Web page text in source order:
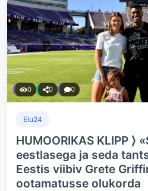
0 0 0
Elu24
HUMOORIKAS KLIPP ⟩
eestlasega ja seda
Eestis viibiv Grete
ootamatusse olukorda